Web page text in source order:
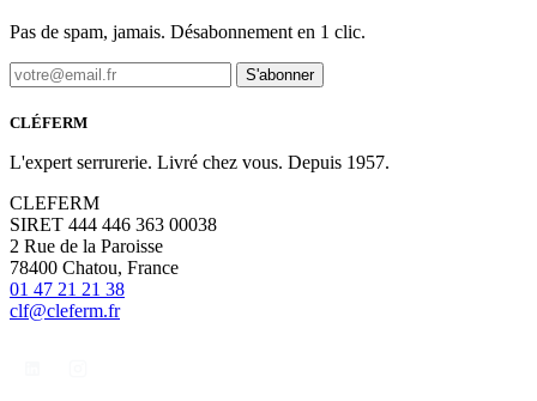
Pas de spam, jamais. Désabonnement en 1 clic.
S'abonner
CLÉFERM
L'expert serrurerie. Livré chez vous. Depuis 1957.
CLEFERM
SIRET 444 446 363 00038
2 Rue de la Paroisse
78400 Chatou, France
01 47 21 21 38
clf@cleferm.fr